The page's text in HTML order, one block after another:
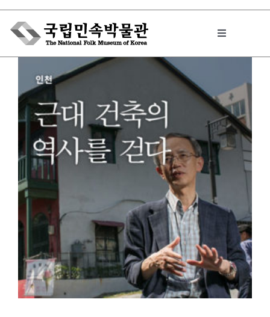
Skip
content
Toggle
박물관에서는
민속이야기
민속 인사이드
원문보기 PDF
박물관 홈페이지